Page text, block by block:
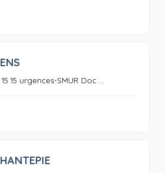
15 urgences-SMUR Doc ...